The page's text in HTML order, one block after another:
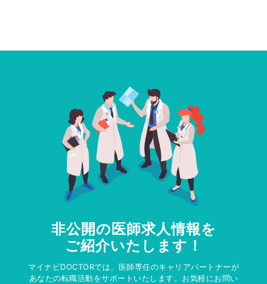
非公開の医師求人情報を
ご紹介いたします！
マイナビDOCTORでは、医師専任のキャリアパートナーが
あなたの転職活動をサポートいたします。お気軽にお問い